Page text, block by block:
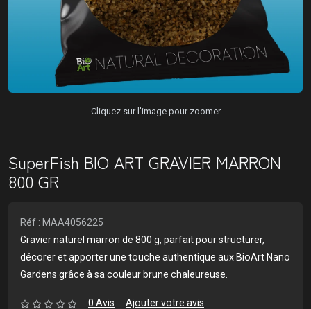
Cliquez sur l'image pour zoomer
SuperFish BIO ART GRAVIER MARRON
800 GR
Réf : MAA4056225
Gravier naturel marron de 800 g, parfait pour structurer,
décorer et apporter une touche authentique aux BioArt Nano
Gardens grâce à sa couleur brune chaleureuse.
0 Avis Ajouter votre avis